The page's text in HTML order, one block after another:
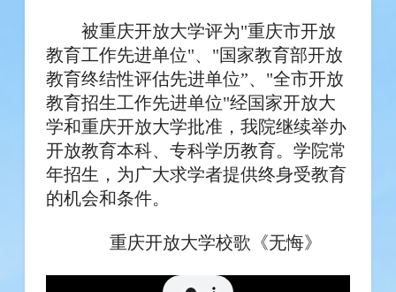
被重庆开放大学评为"重庆市开放
教育工作先进单位"、"国家教育部开放
教育终结性评估先进单位”、"全市开放
教育招生工作先进单位"经国家开放大
学和重庆开放大学批准，我院继续举办
开放教育本科、专科学历教育。学院常
年招生，为广大求学者提供终身受教育
的机会和条件。
重庆开放大学校歌《无悔》